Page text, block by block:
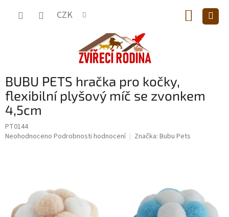
CZK
KOŠÍK
BUBU PETS hračka pro kočky,
flexibilní plyšový míč se zvonkem
4,5cm
PT0144
Průměrné
hvězdiček.
Neohodnoceno Podrobnosti hodnocení Značka: Bubu Pets